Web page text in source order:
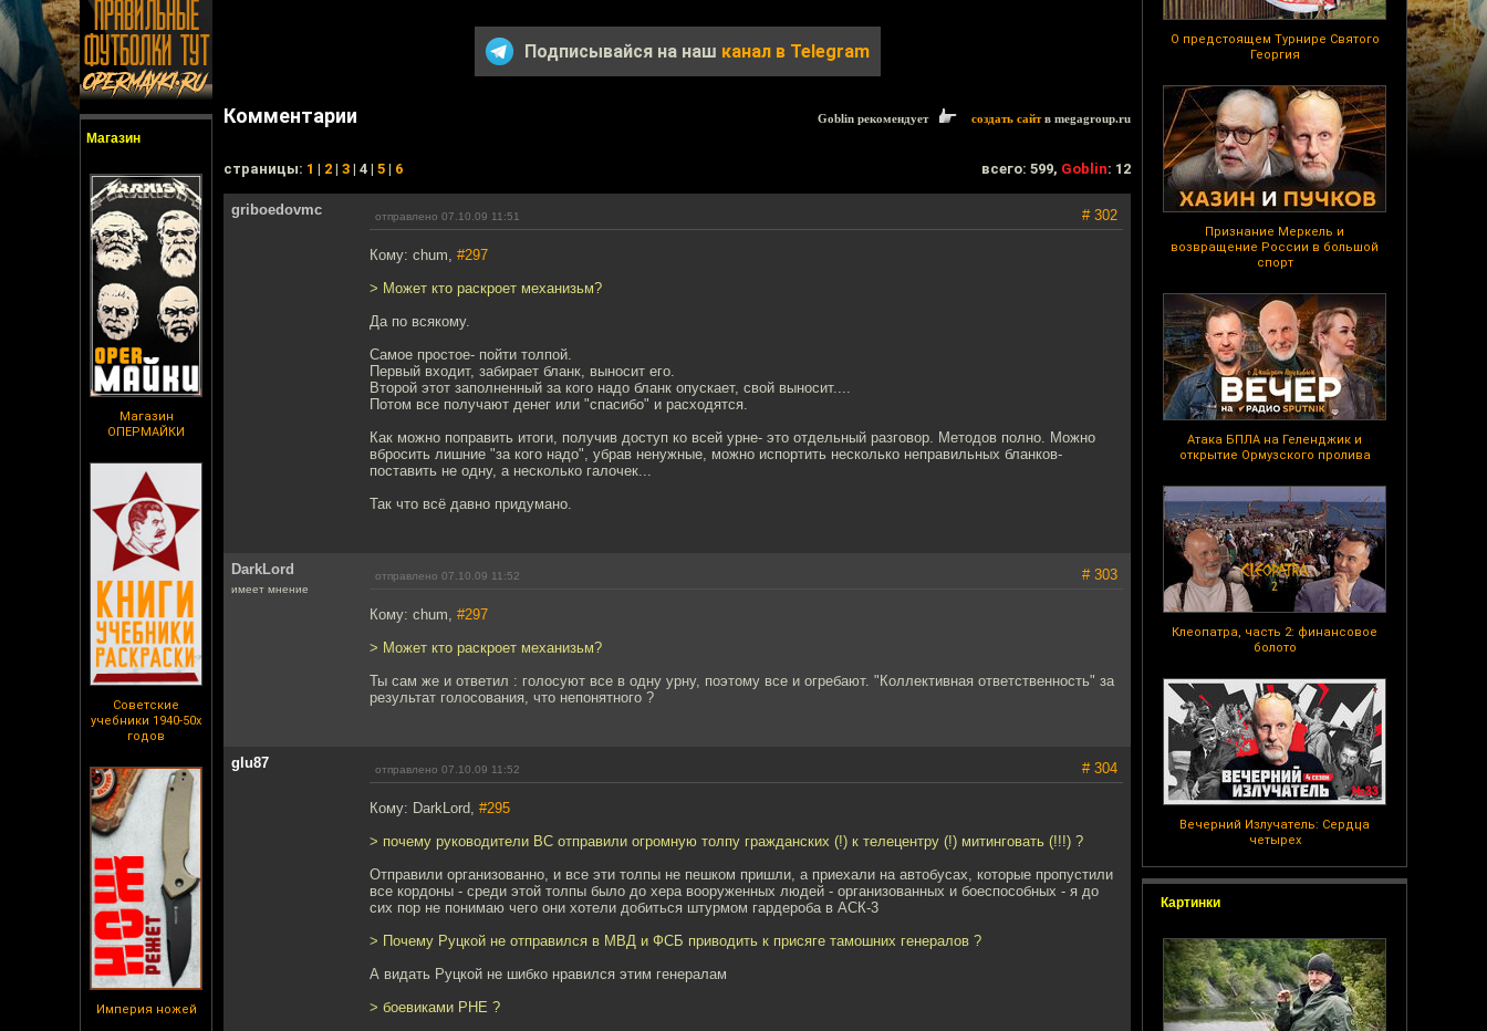
Магазин
Магазин
ОПЕРМАЙКИ
Советские
учебники 1940-50х
годов
Империя ножей
О предстоящем Турнире Святого
Георгия
Признание Меркель и
возвращение России в большой
спорт
Атака БПЛА на Геленджик и
открытие Ормузского пролива
Клеопатра, часть 2: финансовое
болото
Вечерний Излучатель: Сердца
четырех
Картинки
Подписывайся на наш канал в Telegram
Комментарии Goblin рекомендует создать сайтв megagroup.ru
cтраницы: 1 | 2 | 3 | 4 | 5 | 6 всего: 599, Goblin: 12
griboedovmc отправлено 07.10.09 11:51 # 302
Кому: chum, #297
> Может кто раскроет механизьм?
Да по всякому.
Самое простое- пойти толпой.
Первый входит, забирает бланк, выносит его.
Второй этот заполненный за кого надо бланк опускает, свой выносит....
Потом все получают денег или "спасибо" и расходятся.
Как можно поправить итоги, получив доступ ко всей урне- это отдельный разговор. Методов полно. Можно
вбросить лишние "за кого надо", убрав ненужные, можно испортить несколько неправильных бланков-
поставить не одну, а несколько галочек...
Так что всё давно придумано.
DarkLord
имеет мнение
отправлено 07.10.09 11:52 # 303
Кому: chum, #297
> Может кто раскроет механизьм?
Ты сам же и ответил : голосуют все в одну урну, поэтому все и огребают. "Коллективная ответственность" за
результат голосования, что непонятного ?
glu87 отправлено 07.10.09 11:52 # 304
Кому: DarkLord, #295
> почему руководители ВС отправили огромную толпу гражданских (!) к телецентру (!) митинговать (!!!) ?
Отправили организованно, и все эти толпы не пешком пришли, а приехали на автобусах, которые пропустили
все кордоны - среди этой толпы было до хера вооруженных людей - организованных и боеспособных - я до
сих пор не понимаю чего они хотели добиться штурмом гардероба в АСК-3
> Почему Руцкой не отправился в МВД и ФСБ приводить к присяге тамошних генералов ?
А видать Руцкой не шибко нравился этим генералам
> боевиками РНЕ ?